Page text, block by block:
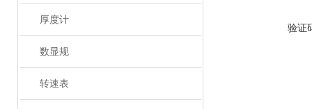
厚度计
数显规
转速表
验证